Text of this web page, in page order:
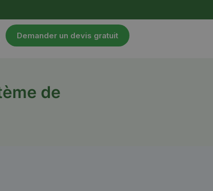
Demander un devis gratuit
de